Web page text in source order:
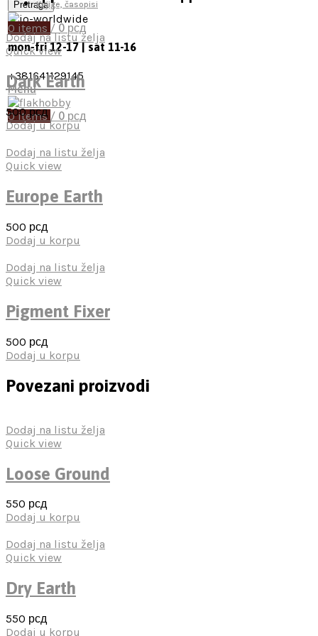
Pretraga
mon-fri 12-17 | sat 11-16
+381641129145
Menu
0items / 0 рсд
Knjige, časopisi
0 items / 0 рсд
Dodaj na listu želja
Quick view
Dark Earth
500рсд
Dodaj u korpu
Dodaj na listu želja
Quick view
Europe Earth
500 рсд
Dodaj u korpu
Dodaj na listu želja
Quick view
Pigment Fixer
500 рсд
Dodaj u korpu
Povezani proizvodi
Dodaj na listu želja
Quick view
Loose Ground
550 рсд
Dodaj u korpu
Dodaj na listu želja
Quick view
Dry Earth
550 рсд
Dodaj u korpu